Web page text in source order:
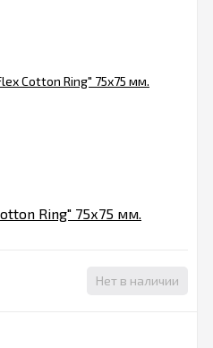
Ring" 75х75 мм.
Нет в наличии